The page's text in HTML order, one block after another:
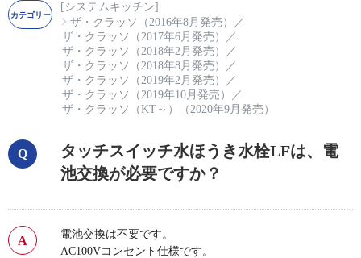
[システムキッチン]
ザ・クラッソ（2016年8月発売）
／
ザ・クラッソ（2017年6月発売）
／
ザ・クラッソ（2018年2月発売）
／
ザ・クラッソ（2018年8月発売）
／
ザ・クラッソ（2019年2月発売）
／
ザ・クラッソ（2019年10月発売）
／
ザ・クラッソ（KT～）（2020年9月発売）
タッチスイッチ水ほうき水栓LFは、電
池交換が必要ですか？
電池交換は不要です。
AC100Vコンセント仕様です。